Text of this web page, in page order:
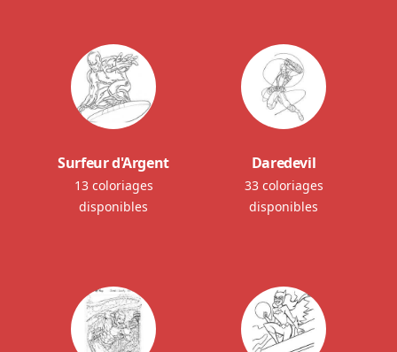
Surfeur d'Argent
13 coloriages
disponibles
Daredevil
33 coloriages
disponibles